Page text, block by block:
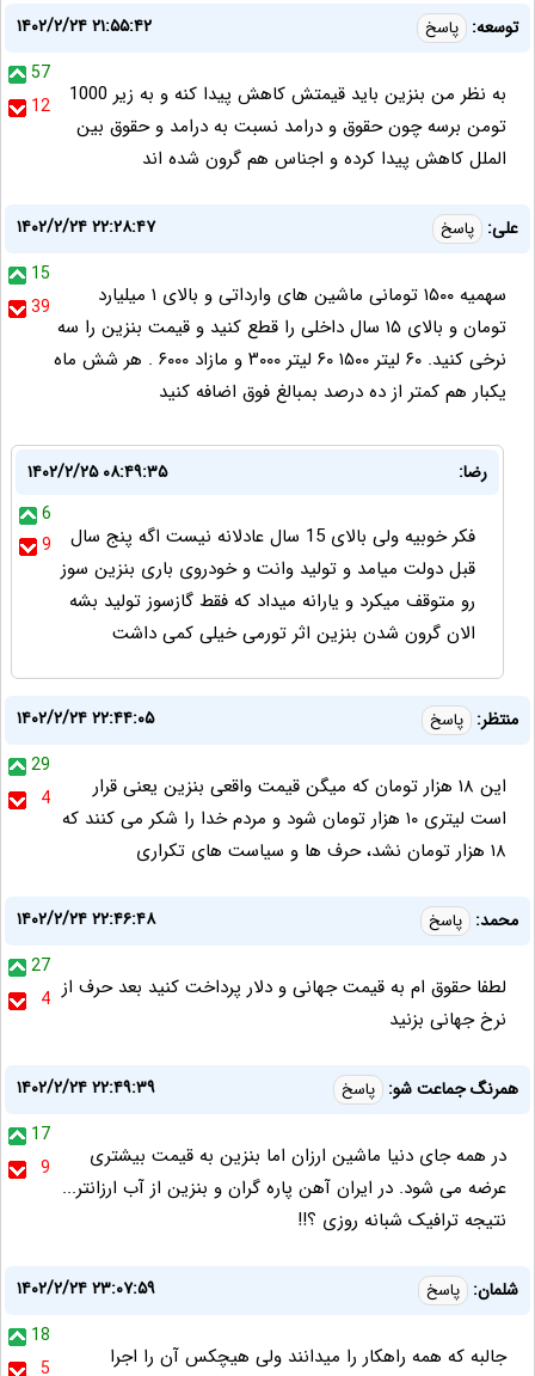
توسعه: پاسخ
۱۴۰۲/۲/۲۴ ۲۱:۵۵:۴۲
57
12
به نظر من بنزین باید قیمتش کاهش پیدا کنه و به زیر 1000
تومن برسه چون حقوق و درامد نسبت به درامد و حقوق بین
الملل کاهش پیدا کرده و اجناس هم گرون شده اند
علی: پاسخ
۱۴۰۲/۲/۲۴ ۲۲:۲۸:۴۷
15
39
سهمیه ۱۵۰۰ تومانی ماشین های وارداتی و بالای ۱ میلیارد
تومان و بالای ۱۵ سال داخلی را قطع کنید و قیمت بنزین را سه
نرخی کنید. ۶۰ لیتر ۱۵۰۰ ۶۰ لیتر ۳۰۰۰ و مازاد ۶۰۰۰ . هر شش ماه
یکبار هم کمتر از ده درصد بمبالغ فوق اضافه کنید
رضا:
۱۴۰۲/۲/۲۵ ۰۸:۴۹:۳۵
6
9
فکر خوبیه ولی بالای 15 سال عادلانه نیست اگه پنج سال
قبل دولت میامد و تولید وانت و خودروی باری بنزین سوز
رو متوقف میکرد و یارانه میداد که فقط گازسوز تولید بشه
الان گرون شدن بنزین اثر تورمی خیلی کمی داشت
منتظر: پاسخ
۱۴۰۲/۲/۲۴ ۲۲:۴۴:۰۵
29
4
این ۱۸ هزار تومان که میگن قیمت واقعی بنزین یعنی قرار
است لیتری ۱۰ هزار تومان شود و مردم خدا را شکر می کنند که
۱۸ هزار تومان نشد، حرف ها و سیاست های تکراری
محمد: پاسخ
۱۴۰۲/۲/۲۴ ۲۲:۴۶:۴۸
27
4 لطفا حقوق ام به قیمت جهانی و دلار پرداخت کنید بعد حرف از
نرخ جهانی بزنید
همرنگ جماعت شو: پاسخ
۱۴۰۲/۲/۲۴ ۲۲:۴۹:۳۹
17
9
در همه جای دنیا ماشین ارزان اما بنزین به قیمت بیشتری
عرضه می شود. در ایران آهن پاره گران و بنزین از آب ارزانتر...
نتیجه ترافیک شبانه روزی ؟!!
شلمان: پاسخ
۱۴۰۲/۲/۲۴ ۲۳:۰۷:۵۹
18
5
جالبه که همه راهکار را میدانند ولی هیچکس آن را اجرا